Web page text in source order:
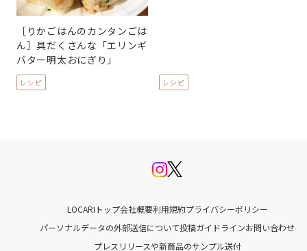
［りかごはんのカンタンごは
ん］具だくさんな「エリンギ
バター明太おにぎり」
レシピ レシピ
LOCARIトップ会社概要利用規約プライバシーポリシー
パーソナルデータの外部送信について投稿ガイドラインお問い合わせ
プレスリリースや新商品のサンプル送付